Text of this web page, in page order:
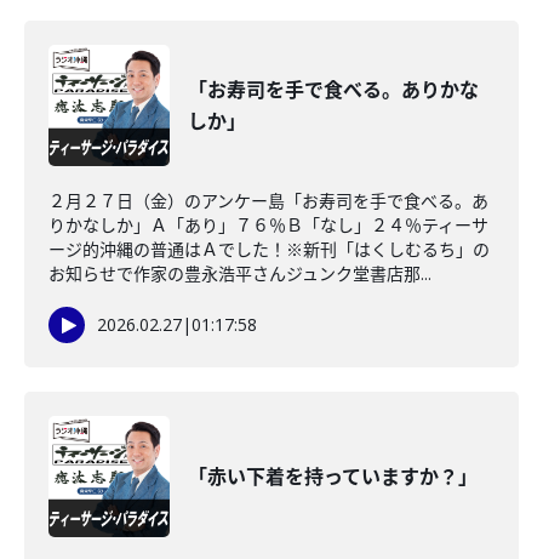
「お寿司を手で食べる。ありかな
しか」
２月２７日（金）のアンケー島「お寿司を手で食べる。あ
りかなしか」Ａ「あり」７６％Ｂ「なし」２４％ティーサ
ージ的沖縄の普通はＡでした！※新刊「はくしむるち」の
お知らせで作家の豊永浩平さんジュンク堂書店那...
2026.02.27|01:17:58
「赤い下着を持っていますか？」